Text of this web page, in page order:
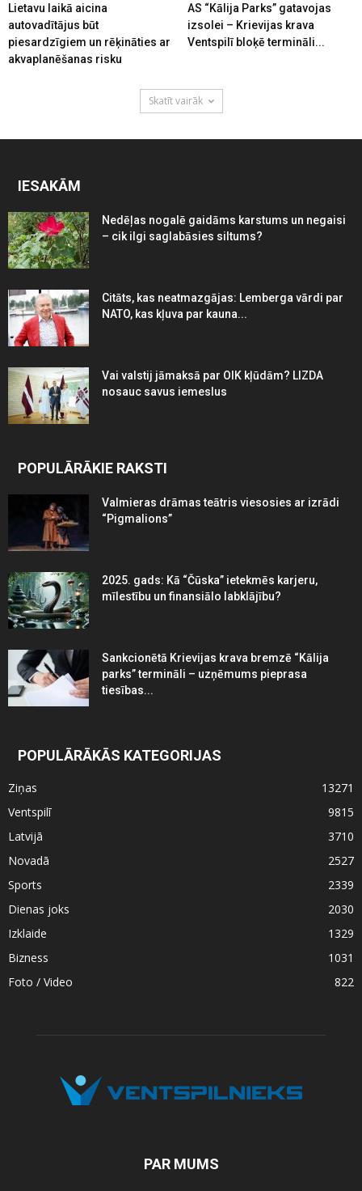
Lietavu laikā aicina
autovadītājus būt
piesardzīgiem un rēķināties ar
akvaplanēšanas risku
AS “Kālija Parks” gatavojas
izsolei – Krievijas krava
Ventspilī bloķē termināli...
Skatīt vairāk
IESAKĀM
Nedēļas nogalē gaidāms karstums un negaisi
– cik ilgi saglabāsies siltums?
Citāts, kas neatmazgājas: Lemberga vārdi par
NATO, kas kļuva par kauna...
Vai valstij jāmaksā par OIK kļūdām? LIZDA
nosauc savus iemeslus
POPULĀRĀKIE RAKSTI
Valmieras drāmas teātris viesosies ar izrādi
“Pigmalions”
2025. gads: Kā “Čūska” ietekmēs karjeru,
mīlestību un finansiālo labklājību?
Sankcionētā Krievijas krava bremzē “Kālija
parks” termināli – uzņēmums pieprasa
tiesības...
POPULĀRĀKĀS KATEGORIJAS
Ziņas
13271
Ventspilī
9815
Latvijā
3710
Novadā
2527
Sports
2339
Dienas joks
2030
Izklaide
1329
Bizness
1031
Foto / Video
822
PAR MUMS